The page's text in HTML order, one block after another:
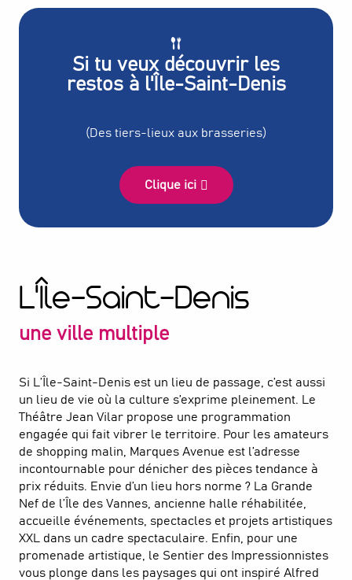
Si tu veux découvrir les
restos à l'Île-Saint-Denis
(Des tiers-lieux aux brasseries)
Clique ici
L'Île-Saint-Denis
une ville multiple
Si L’Île-Saint-Denis est un lieu de passage, c’est aussi
un lieu de vie où la culture s’exprime pleinement. Le
Théâtre Jean Vilar propose une programmation
engagée qui fait vibrer le territoire. Pour les amateurs
de shopping malin, Marques Avenue est l’adresse
incontournable pour dénicher des pièces tendance à
prix réduits. Envie d’un lieu hors norme ? La Grande
Nef de l’Île des Vannes, ancienne halle réhabilitée,
accueille événements, spectacles et projets artistiques
XXL dans un cadre spectaculaire. Enfin, pour une
promenade artistique, le Sentier des Impressionnistes
vous plonge dans les paysages qui ont inspiré Alfred